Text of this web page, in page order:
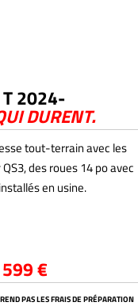
T 2024-
DURENT.
tout-terrain avec les
des roues 14 po avec
en usine.
€
PAS LES FRAIS DE PRÉPARATION